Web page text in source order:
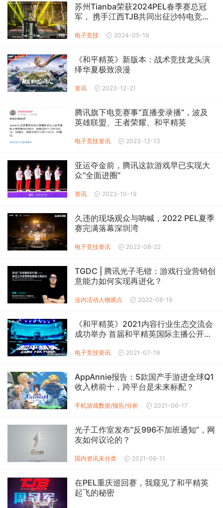
苏州Tianba荣获2024PEL春季赛总冠
军， 携手江西TJB共同出征沙特电竞世
电子竞技 2024-05-19
《和平精英》新版本：战术竞技龙头演
绎华夏极致浪漫
资讯 2023-12-21
腾讯旗下电竞赛事“直播变录播”，波及
英雄联盟、王者荣耀、和平精英
电子竞技资讯 2023-12-13
亚运夺金前，腾讯这款游戏早已实现大
众“全面进圈”
资讯 2023-10-19
久违的现场观众与呐喊，2022 PEL夏季
赛完满落幕深圳湾
电子竞技资讯 2022-08-22
TGDC | 腾讯光子毛锴：游戏行业营销创
意能力如何实现再进化？
业内活动 人物观点 2022-08-19
《和平精英》2021内容行业生态交流会
成功举办 首届和平精英国际主播公开赛
电子竞技资讯 2021-07-19
AppAnnie报告：5款国产手游进全球Q1
收入榜前十，跨平台是未来标配？
手机游戏数据/报告/分析 2021-06-17
光子工作室发布“反996不加班通知”，网
友如何议论的？
国内资讯未分类 2021-06-11
在PEL重庆巡回赛，我窥见了和平精英
起飞的秘密